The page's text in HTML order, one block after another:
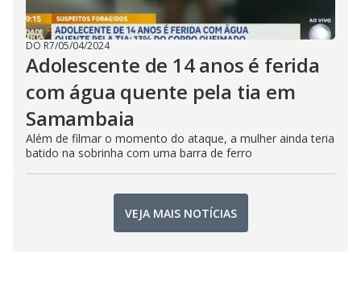
DO R7/05/04/2024
Adolescente de 14 anos é ferida
com água quente pela tia em
Samambaia
Além de filmar o momento do ataque, a mulher ainda teria
batido na sobrinha com uma barra de ferro
VEJA MAIS NOTÍCIAS